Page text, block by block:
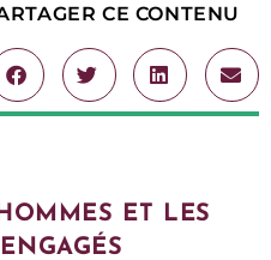
CE CONTENU
ET LES